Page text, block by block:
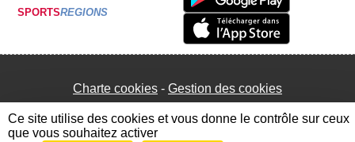
SPORTSREGIONS
Charte cookies Gestion des cookies
Ce site utilise des cookies et vous donne le contrôle sur ceux
que vous souhaitez activer